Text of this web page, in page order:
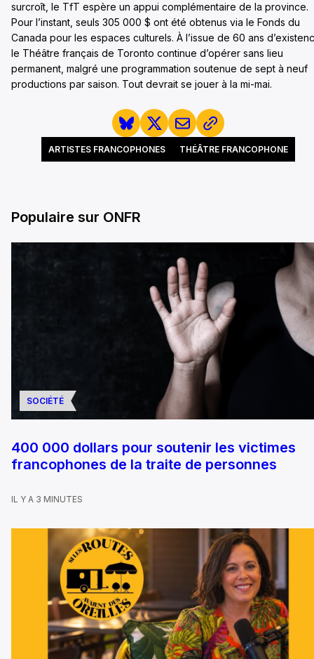
surcroît, le TfT espère un appui complémentaire de la province.
Pour l’instant, seuls 305 000 $ ont été obtenus via le Fonds du
Canada pour les espaces culturels. À l’issue de 60 ans
le Théâtre français de Toronto continue d’opérer sans lieu
permanent, malgré une programmation soutenue de sept à neuf
productions par saison. Tout devrait se jouer à la mi-mai.
ARTISTES FRANCOPHONES THÉÂTRE FRANCOPHONE
Populaire sur ONFR
SOCIÉTÉ
400 000 dollars pour soutenir les victimes
francophones de la traite de personnes
IL Y A 3 MINUTES